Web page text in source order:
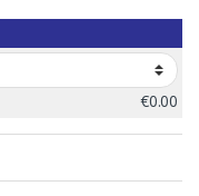
€0.00